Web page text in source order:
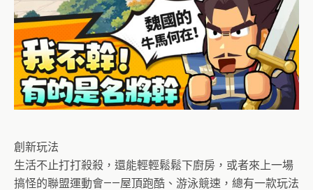
創新玩法
生活不止打打殺殺，還能輕輕鬆鬆下廚房，或者來上一場
搞怪的聯盟運動會——屋頂跑酷、游泳競速，總有一款玩法